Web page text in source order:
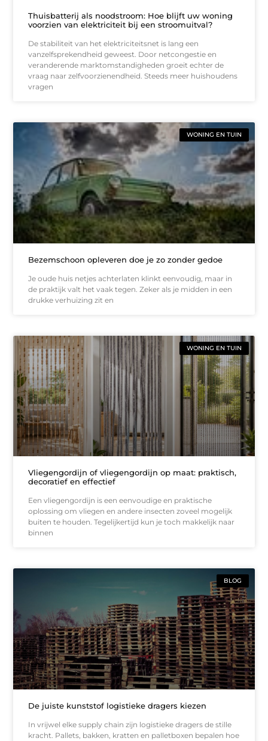
Thuisbatterij als noodstroom: Hoe blijft uw woning
voorzien van elektriciteit bij een stroomuitval?
De stabiliteit van het elektriciteitsnet is lang een
vanzelfsprekendheid geweest. Door netcongestie en
veranderende marktomstandigheden groeit echter de
vraag naar zelfvoorzienendheid. Steeds meer huishoudens
vragen
WONING EN TUIN
Bezemschoon opleveren doe je zo zonder gedoe
Je oude huis netjes achterlaten klinkt eenvoudig, maar in
de praktijk valt het vaak tegen. Zeker als je midden in een
drukke verhuizing zit en
WONING EN TUIN
Vliegengordijn of vliegengordijn op maat: praktisch,
decoratief en effectief
Een vliegengordijn is een eenvoudige en praktische
oplossing om vliegen en andere insecten zoveel mogelijk
buiten te houden. Tegelijkertijd kun je toch makkelijk naar
binnen
BLOG
De juiste kunststof logistieke dragers kiezen
In vrijwel elke supply chain zijn logistieke dragers de stille
kracht. Pallets, bakken, kratten en palletboxen bepalen hoe